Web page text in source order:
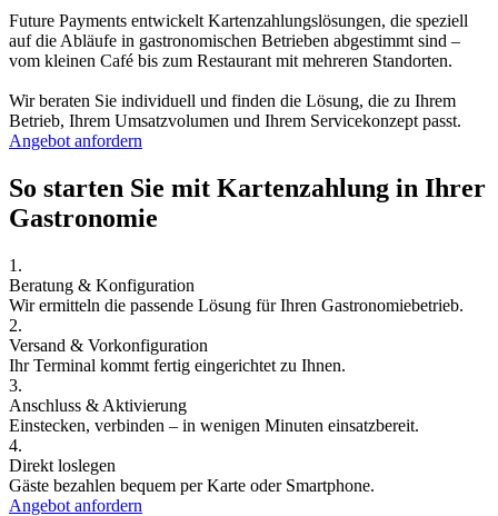
Future Payments entwickelt Kartenzahlungslösungen, die speziell
auf die Abläufe in gastronomischen Betrieben abgestimmt sind –
vom kleinen Café bis zum Restaurant mit mehreren Standorten.
Wir beraten Sie individuell und finden die Lösung, die zu Ihrem
Betrieb, Ihrem Umsatzvolumen und Ihrem Servicekonzept passt.
Angebot anfordern
So starten Sie mit Kartenzahlung in Ihrer
Gastronomie
1.
Beratung & Konfiguration
Wir ermitteln die passende Lösung für Ihren Gastronomiebetrieb.
2.
Versand & Vorkonfiguration
Ihr Terminal kommt fertig eingerichtet zu Ihnen.
3.
Anschluss & Aktivierung
Einstecken, verbinden – in wenigen Minuten einsatzbereit.
4.
Direkt loslegen
Gäste bezahlen bequem per Karte oder Smartphone.
Angebot anfordern